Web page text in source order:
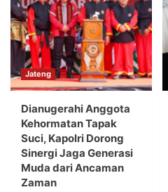
Jateng
Dianugerahi Anggota
Kehormatan Tapak
Suci, Kapolri Dorong
Sinergi Jaga Generasi
Muda dari Ancaman
Zaman